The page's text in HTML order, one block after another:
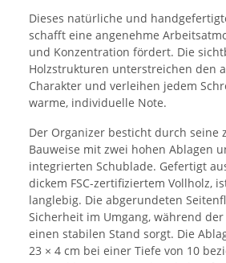
Dieses natürliche und
schafft eine angenehme
und Konzentration fördert. Die
Holzstrukturen unterstreichen den
Charakter und verleihen jedem
warme, individuelle Note.
Der Organizer besticht durch seine
Bauweise mit zwei hohen Ablagen
integrierten Schublade. Gefertigt
dickem FSC-zertifiziertem Vollholz,
langlebig. Die abgerundeten
Sicherheit im Umgang, während
einen stabilen Stand sorgt. Die
23 × 4 cm bei einer Tiefe von 10